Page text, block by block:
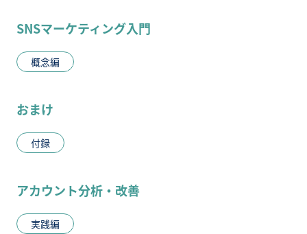
SNSマーケティング入門
概念編
おまけ
付録
アカウント分析・改善
実践編